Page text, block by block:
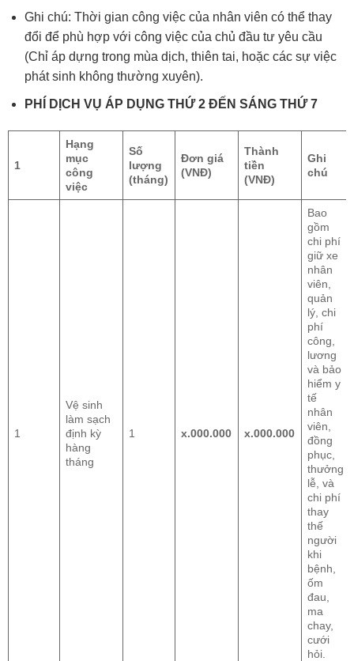
Ghi chú: Thời gian công việc của nhân viên có thể thay
đổi để phù hợp với công việc của chủ đầu tư yêu cầu
(Chỉ áp dựng trong mùa dịch, thiên tai, hoặc các sự việc
phát sinh không thường xuyên).
PHÍ DỊCH VỤ ÁP DỤNG THỨ 2 ĐẾN SÁNG THỨ 7
1
Hạng
mục
công
việc
Số
lượng
(tháng)
Đơn giá
(VNĐ)
Thành
tiền
(VNĐ)
Ghi
chú
1
Vệ sinh
làm sạch
định kỳ
hàng
tháng
1 x.000.000 x.000.000
Bao
gồm
chi phí
giữ xe
nhân
viên,
quản
lý, chi
phí
công,
lương
và bảo
hiểm y
tế
nhân
viên,
đồng
phục,
thưởng
lễ, và
chi phí
thay
thế
người
khi
bệnh,
ốm
đau,
ma
chay,
cưới
hỏi.